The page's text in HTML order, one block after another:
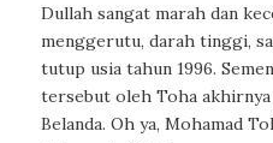
Dullah sangat marah dan
menggerutu, darah tinggi,
tutup usia tahun 1996.
tersebut oleh Toha akhirnya
Belanda. Oh ya, Mohamad